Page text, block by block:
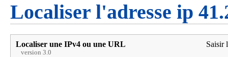
Localiser l'adresse ip
Localiser une IPv4 ou une URL
version 3.0
Saisir